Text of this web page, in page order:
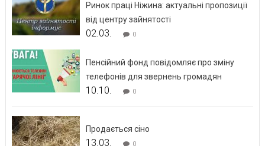
Ринок праці Ніжина: актуальні пропозиції
від центру зайнятості
02.03. 0
Пенсійний фонд повідомляє про зміну
телефонів для звернень громадян
10.10. 0
Продається сіно
13.03. 0